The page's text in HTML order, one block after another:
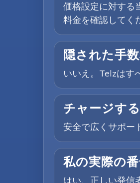
価格設定に対する
料金を確認してく
隠された手
いいえ。Telzはす
チャージす
安全で広くサポー
私の実際の
はい、正しい発信